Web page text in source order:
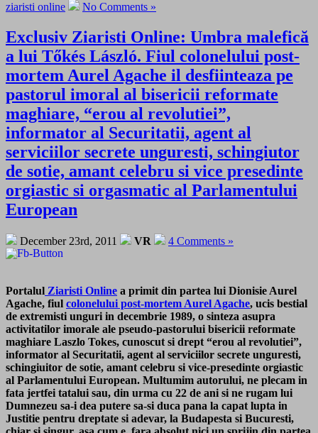
ziaristi online
No Comments »
Exclusiv Ziaristi Online: Umbra malefică
a lui Tőkés László. Fiul colonelului post-
mortem Aurel Agache il desfiinteaza pe
pastorul imoral al bisericii reformate
maghiare, “erou al revolutiei”,
informator al Securitatii, agent al
serviciilor secrete unguresti, schingiutor
de sotie, amant celebru si vice presedinte
orgiastic si orgasmatic al Parlamentului
European
December 23rd, 2011 VR 4 Comments »
Portalul Ziaristi Online a primit din partea lui Dionisie Aurel
Agache, fiul colonelului post-mortem Aurel Agache, ucis bestial
de extremisti unguri in decembrie 1989, o sinteza asupra
activitatilor imorale ale pseudo-pastorului bisericii reformate
maghiare Laszlo Tokes, cunoscut si drept “erou al revolutiei”,
informator al Securitatii, agent al serviciilor secrete unguresti,
schingiuitor de sotie, amant celebru si vice-presedinte orgiastic
al Parlamentului European. Multumim autorului, ne plecam in
fata jertfei tatalui sau, din urma cu 22 de ani si ne rugam lui
Dumnezeu sa-i dea putere sa-si duca pana la capat lupta in
Justitie pentru dreptate si adevar, la Budapesta si Bucuresti,